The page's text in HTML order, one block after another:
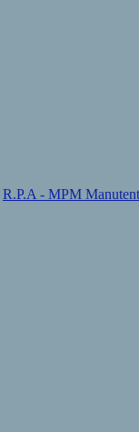
R.P.A - MPM